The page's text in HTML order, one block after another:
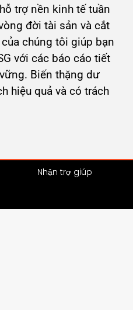
trợ nền kinh tế tuần
đời tài sản và cắt
chúng tôi giúp bạn
với các báo cáo tiết
Biến thặng dư
hiệu quả và có trách
Nhận trợ giúp